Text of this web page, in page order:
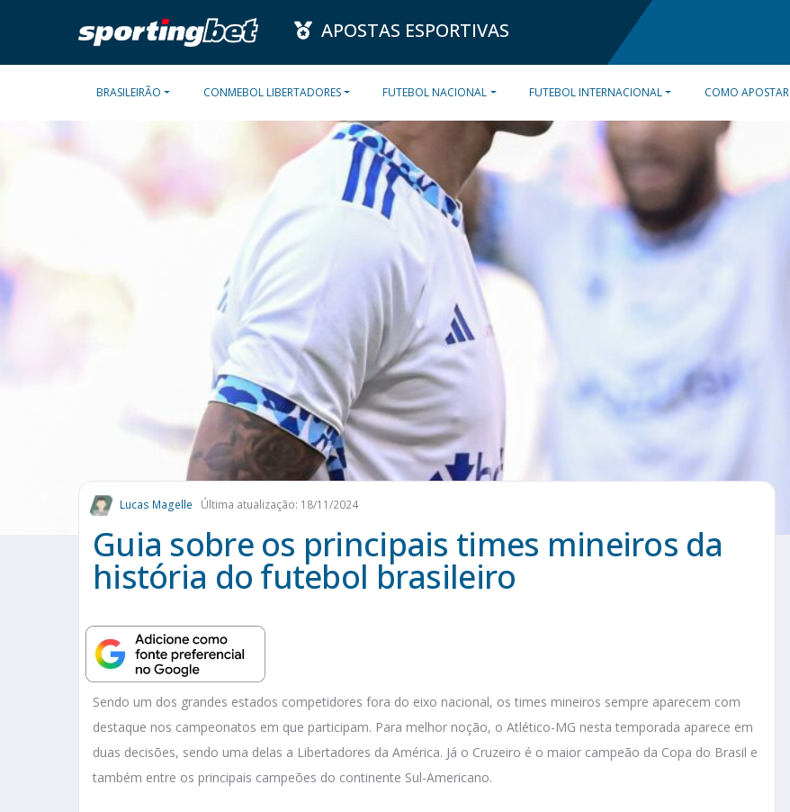
APOSTAS ESPORTIVAS
BRASILEIRÃO CONMEBOL LIBERTADORES FUTEBOL NACIONAL FUTEBOL INTERNACIONAL COMO APOSTAR
Lucas Magelle Última atualização: 18/11/2024
Guia sobre os principais times mineiros da
história do futebol brasileiro
Sendo um dos grandes estados competidores fora do eixo nacional, os times mineiros sempre aparecem com
destaque nos campeonatos em que participam. Para melhor noção, o Atlético-MG nesta temporada aparece em
duas decisões, sendo uma delas a Libertadores da América. Já o Cruzeiro é o maior campeão da Copa do Brasil e
também entre os principais campeões do continente Sul-Americano.